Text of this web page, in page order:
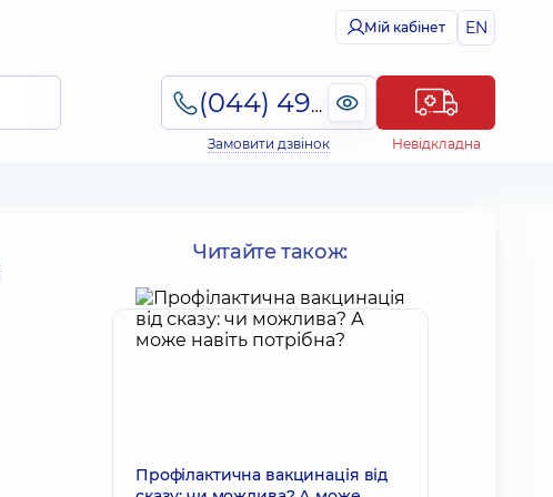
Мій кабінет EN
(044) 495-2-888
Замовити дзвінок Невідкладна
Читайте також:
Профілактична вакцинація від